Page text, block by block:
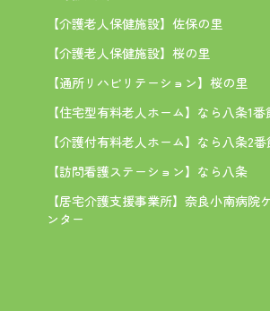
【介護老人保健施設】佐保の里
【介護老人保健施設】桜の里
【通所リハビリテーション】桜の里
【住宅型有料老人ホーム】なら八条1番
【介護付有料老人ホーム】なら八条2番
【訪問看護ステーション】なら八条
【居宅介護支援事業所】奈良小南病院
ンター